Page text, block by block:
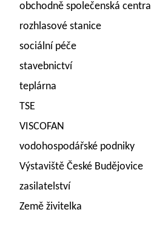
obchodně společenská centra
rozhlasové stanice
sociální péče
stavebnictví
teplárna
TSE
VISCOFAN
vodohospodářské podniky
Výstaviště České Budějovice
zasilatelství
Země živitelka